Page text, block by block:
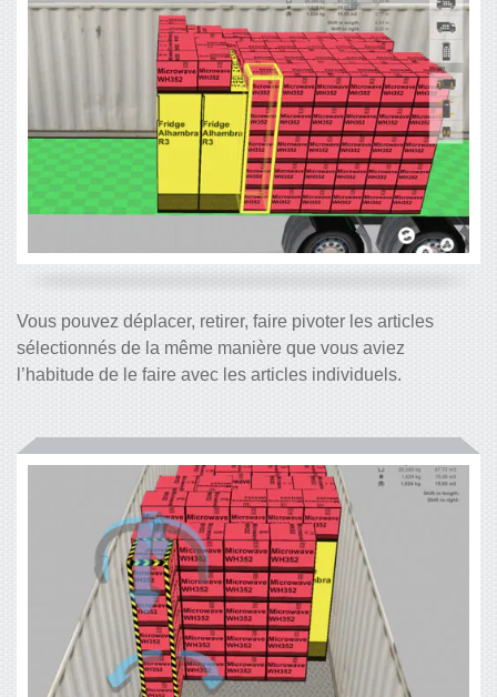
Vous pouvez déplacer, retirer, faire pivoter les articles
sélectionnés de la même manière que vous aviez
l’habitude de le faire avec les articles individuels.